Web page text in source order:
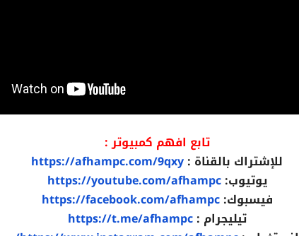
تابع افهم كمبيوتر :
للإشتراك بالقناة :https://afhampc.com/9qxy
يوتيوب:https://youtube.com/afhampc
فيسبوك:https://facebook.com/afhampc
تيليجرام :https://t.me/afhampc